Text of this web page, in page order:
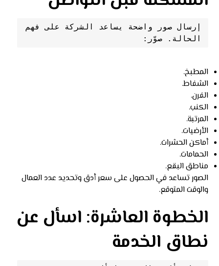
الحالة. صوّر:
المطبخ.
الشفاط.
الفرن.
الكنب.
المرتبة.
الأرضيات.
أماكن الحشرات.
الحمامات.
مناطق البقع.
الصور تساعد في الحصول على سعر أدق وتحديد عدد العمال
والوقت المتوقع.
الخطوة العاشرة: اسأل عن
نطاق الخدمة